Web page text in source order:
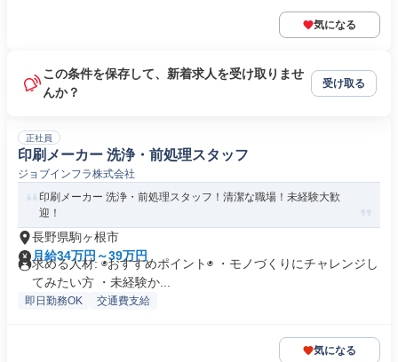
気になる
この条件を保存して、新着求人を受け取りませ
んか？
受け取る
正社員
印刷メーカー 洗浄・前処理スタッフ
ジョブインフラ株式会社
印刷メーカー 洗浄・前処理スタッフ！清潔な職場！未経験大歓
迎！
長野県駒ヶ根市
月給34万円～39万円
求める人材: ◉おすすめポイント◉ ・モノづくりにチャレンジし
てみたい方 ・未経験か...
即日勤務OK 交通費支給
気になる